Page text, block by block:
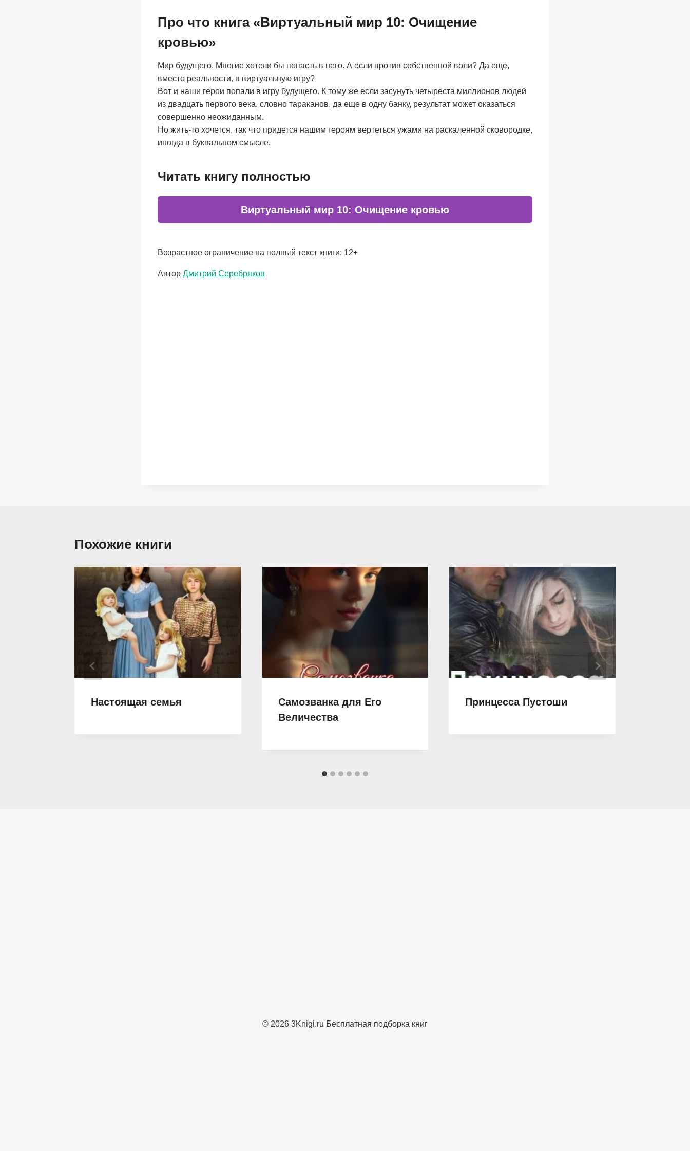
Про что книга «Виртуальный мир 10: Очищение
кровью»
Мир будущего. Многие хотели бы попасть в него. А если против собственной воли? Да еще,
вместо реальности, в виртуальную игру?
Вот и наши герои попали в игру будущего. К тому же если засунуть четыреста миллионов людей
из двадцать первого века, словно тараканов, да еще в одну банку, результат может оказаться
совершенно неожиданным.
Но жить-то хочется, так что придется нашим героям вертеться ужами на раскаленной сковородке,
иногда в буквальном смысле.
Читать книгу полностью
Виртуальный мир 10: Очищение кровью
Возрастное ограничение на полный текст книги: 12+
Метки
Автор Дмитрий Серебряков
Похожие книги
Настоящая семья
Самозванка для Его
Величества
Принцесса Пустоши
© 2026 3Knigi.ru Бесплатная подборка книг